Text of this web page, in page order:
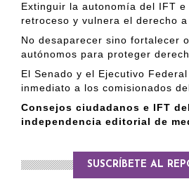
Extinguir la autonomía del IFT e
retroceso y vulnera el derecho
No desaparecer sino fortalecer
autónomos para proteger
El Senado y el Ejecutivo
inmediato a los comisionados
Consejos ciudadanos e IFT
independencia editorial de
SUSCRÍBETE AL